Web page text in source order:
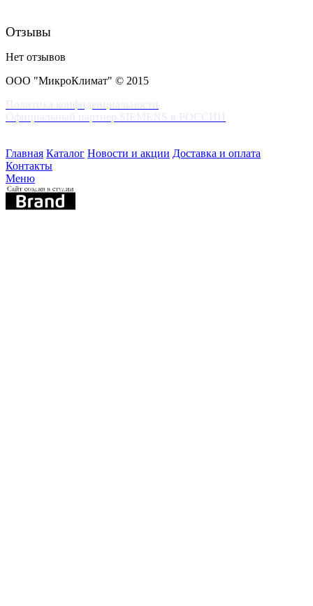
Отзывы
Нет отзывов
ООО "МикроКлимат" © 2015
Политика конфиденциальности
Официальный партнер SIEMENS в РОССИИ
Главная Каталог Новости и акции Доставка и оплата
Контакты
Меню